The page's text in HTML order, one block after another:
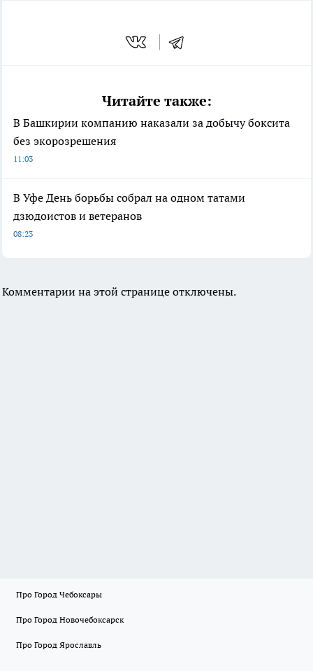
Читайте также:
В Башкирии компанию наказали за добычу боксита
без экорозрешения
11:03
В Уфе День борьбы собрал на одном татами
дзюдоистов и ветеранов
08:23
Комментарии на этой странице отключены.
Про Город Чебоксары
Про Город Новочебоксарск
Про Город Ярославль